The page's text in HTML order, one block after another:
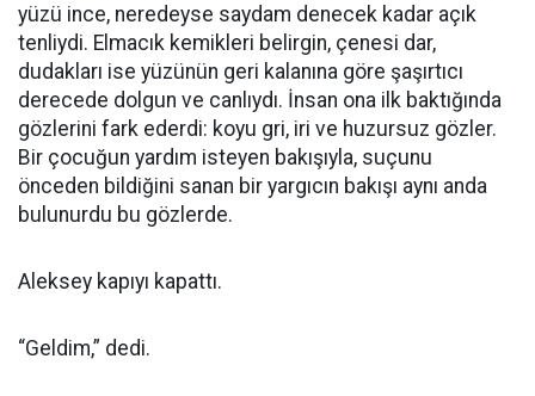
yüzü ince, neredeyse saydam denecek kadar açık
tenliydi. Elmacık kemikleri belirgin, çenesi dar,
dudakları ise yüzünün geri kalanına göre şaşırtıcı
derecede dolgun ve canlıydı. İnsan ona ilk baktığında
gözlerini fark ederdi: koyu gri, iri ve huzursuz gözler.
Bir çocuğun yardım isteyen bakışıyla, suçunu
önceden bildiğini sanan bir yargıcın bakışı aynı anda
bulunurdu bu gözlerde.
Aleksey kapıyı kapattı.
“Geldim,” dedi.